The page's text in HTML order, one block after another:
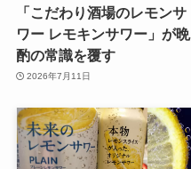
「こだわり酒場のレモンサ
ワー レモキンサワー」が晩
酌の常識を覆す
2026年7月11日